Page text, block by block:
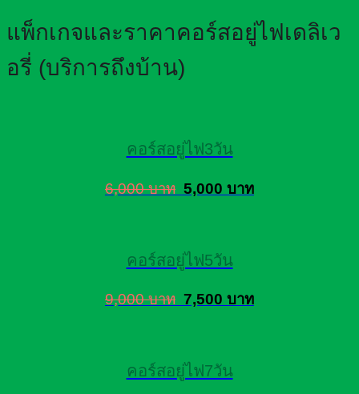
แพ็กเกจและราคาคอร์สอยู่ไฟเดลิเว
อรี่ (บริการถึงบ้าน)
คอร์สอยู่ไฟ3วัน
6,000 บาท 5,000 บาท
คอร์สอยู่ไฟ5วัน
9,000 บาท 7,500 บาท
คอร์สอยู่ไฟ7วัน